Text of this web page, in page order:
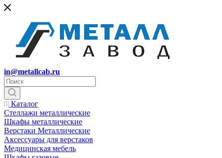
in@metallcab.ru
Каталог
Стеллажи металлические
Шкафы металлические
Верстаки Металлические
Аксессуары для верстаков
Медицинская мебель